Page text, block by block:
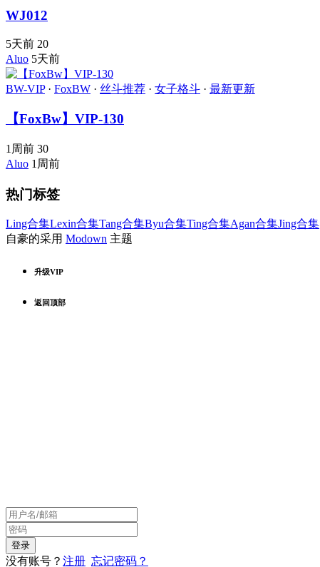
WJ012
5天前 20
Aluo 5天前
BW-VIP· FoxBW · 丝斗推荐 · 女子格斗 · 最新更新
【FoxBw】VIP-130
1周前 30
Aluo 1周前
热门标签
Ling合集Lexin合集Tang合集Byu合集Ting合集Agan合集Jing合集
自豪的采用 Modown 主题
升级VIP
返回顶部
没有账号？ 注册 忘记密码？